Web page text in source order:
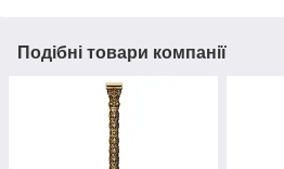
Подібні товари компанії